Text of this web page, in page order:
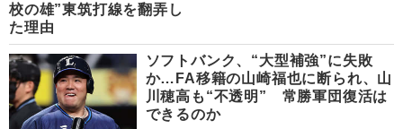
校の雄”東筑打線を翻弄し
た理由
ソフトバンク、“大型補強”に失敗
か…FA移籍の山崎福也に断られ、山
川穂高も“不透明” 常勝軍団復活は
できるのか